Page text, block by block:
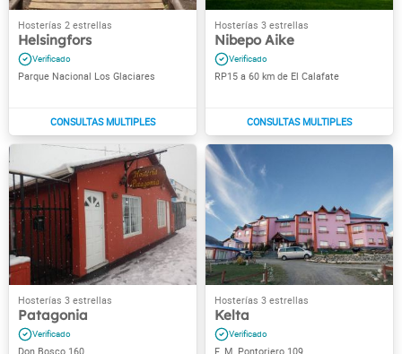
Helsingfors
Parque Nacional Los Glaciares
Nibepo Aike
RP15 a 60 km de El Calafate
Patagonia
Don Bosco 160
Kelta
F. M. Pontoriero 109